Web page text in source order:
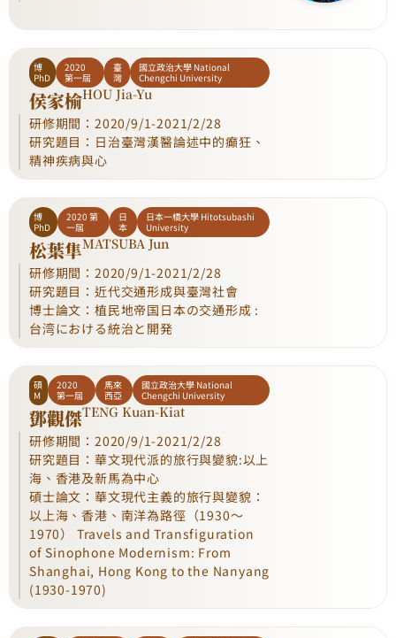
博
PhD
2020
第一屆
臺
灣
國立政治大學 National
Chengchi University
侯家榆HOU Jia-Yu
研修期間：2020/9/1-2021/2/28
研究題目：日治臺灣漢醫論述中的癲狂、
精神疾病與心
博
PhD
2020 第
一屆
日
本
日本一橋大學 Hitotsubashi
University
松葉隼MATSUBA Jun
研修期間：2020/9/1-2021/2/28
研究題目：近代交通形成與臺灣社會
博士論文：植民地帝国日本の交通形成 :
台湾における統治と開発
碩
M
2020
第一屆
馬來
西亞
國立政治大學 National
Chengchi University
鄧觀傑TENG Kuan-Kiat
研修期間：2020/9/1-2021/2/28
研究題目：華文現代派的旅行與變貌:以上
海、香港及新馬為中心
碩士論文：華文現代主義的旅行與變貌：
以上海、香港、南洋為路徑（1930～
1970） Travels and Transfiguration
of Sinophone Modernism: From
Shanghai, Hong Kong to the Nanyang
(1930-1970)